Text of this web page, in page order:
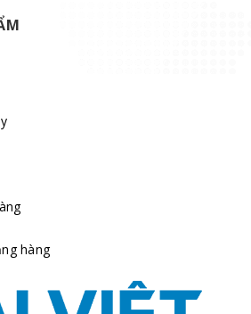
hàng